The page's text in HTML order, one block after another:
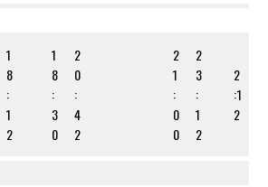
1
8
:
1
2
1
8
:
3
0
2
0
:
4
2
2
1
:
0
0
2
3
:
1
2
2
:1
2